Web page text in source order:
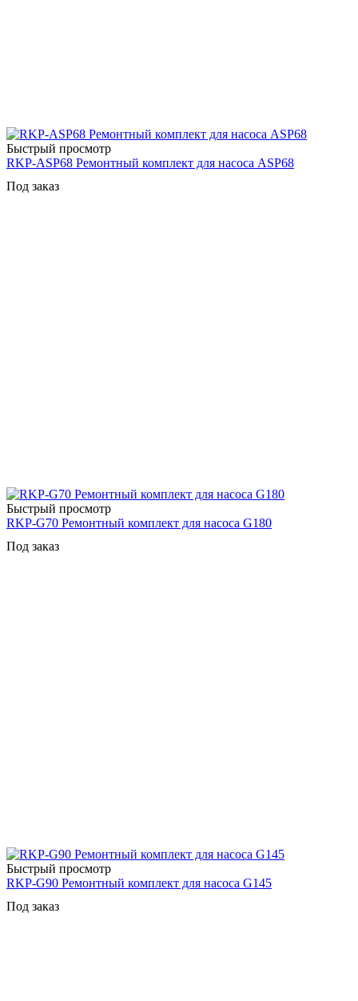
Быстрый просмотр
RKP-ASP68 Ремонтный комплект для насоса ASP68
Под заказ
Быстрый просмотр
RKP-G70 Ремонтный комплект для насоса G180
Под заказ
Быстрый просмотр
RKP-G90 Ремонтный комплект для насоса G145
Под заказ